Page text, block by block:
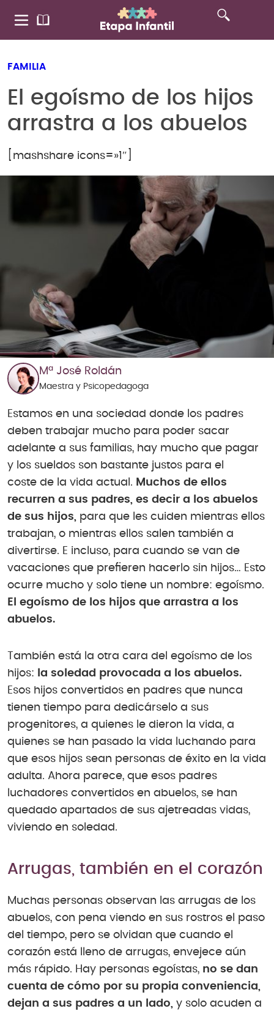
FAMILIA
El egoísmo de los hijos
arrastra a los abuelos
[mashshare icons=»1″]
Mª José Roldán
Maestra y Psicopedagoga
Estamos en una sociedad donde los padres
deben trabajar mucho para poder sacar
adelante a sus familias, hay mucho que pagar
y los sueldos son bastante justos para el
coste de la vida actual. Muchos de ellos
recurren a sus padres, es decir a los abuelos
de sus hijos, para que les cuiden mientras ellos
trabajan, o mientras ellos salen también a
divertirse. E incluso, para cuando se van de
vacaciones que prefieren hacerlo sin hijos… Esto
ocurre mucho y solo tiene un nombre: egoísmo.
El egoísmo de los hijos que arrastra a los
abuelos.
También está la otra cara del egoísmo de los
hijos:
la soledad provocada a los abuelos.
Esos hijos convertidos en padres que nunca
tienen tiempo para dedicárselo a sus
progenitores, a quienes le dieron la vida, a
quienes se han pasado la vida luchando para
que esos hijos sean personas de éxito en la vida
adulta. Ahora parece, que esos padres
luchadores convertidos en abuelos, se han
quedado apartados de sus ajetreadas vidas,
viviendo en soledad.
Arrugas, también en el corazón
Muchas personas observan las arrugas de los
abuelos, con pena viendo en sus rostros el paso
del tiempo, pero se olvidan que cuando el
corazón está lleno de arrugas, envejece aún
más rápido. Hay personas egoístas, no se dan
cuenta de cómo por su propia conveniencia,
dejan a sus padres a un lado, y solo acuden a